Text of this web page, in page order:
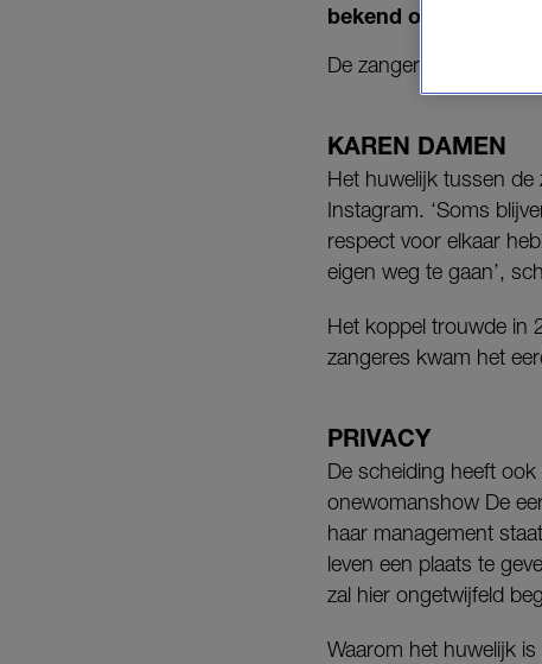
bekend op Instagram.
De zangeres vraagt nu
KAREN DAMEN
Het huwelijk tussen de
Instagram. ‘Soms
respect voor elkaar
eigen weg te gaan’,
Het koppel trouwde in
zangeres kwam het
PRIVACY
De scheiding heeft
onewomanshow De
haar management
leven een plaats te
zal hier ongetwijfeld
Waarom het huwelijk